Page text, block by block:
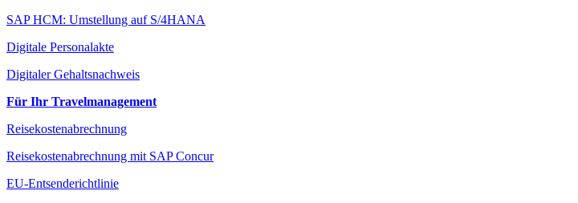
SAP HCM: Umstellung auf S/4HANA
Digitale Personalakte
Digitaler Gehaltsnachweis
Für Ihr Travelmanagement
Reisekostenabrechnung
Reisekostenabrechnung mit SAP Concur
EU-Entsenderichtlinie